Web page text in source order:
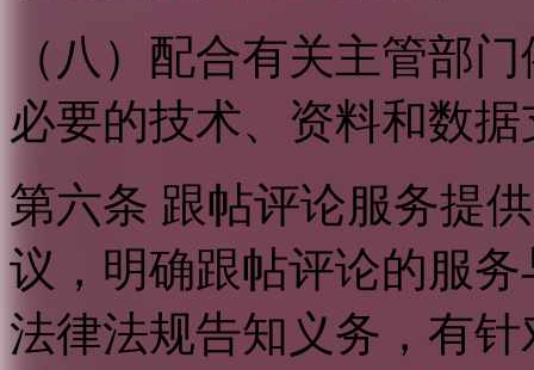
（八）配合有关主管部
必要的技术、资料和数
第六条 跟帖评论服务提
议，明确跟帖评论的服
法律法规告知义务，有